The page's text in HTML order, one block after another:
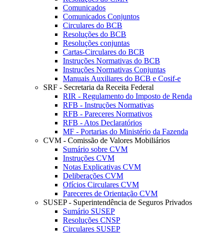
Comunicados
Comunicados Conjuntos
Circulares do BCB
Resoluções do BCB
Resoluções conjuntas
Cartas-Circulares do BCB
Instruções Normativas do BCB
Instruções Normativas Conjuntas
Manuais Auxiliares do BCB e Cosif-e
SRF - Secretaria da Receita Federal
RIR - Regulamento do Imposto de Renda
RFB - Instruções Normativas
RFB - Pareceres Normativos
RFB - Atos Declaratórios
MF - Portarias do Ministério da Fazenda
CVM - Comissão de Valores Mobiliários
Sumário sobre CVM
Instruções CVM
Notas Explicativas CVM
Deliberações CVM
Ofícios Circulares CVM
Pareceres de Orientação CVM
SUSEP - Superintendência de Seguros Privados
Sumário SUSEP
Resoluções CNSP
Circulares SUSEP